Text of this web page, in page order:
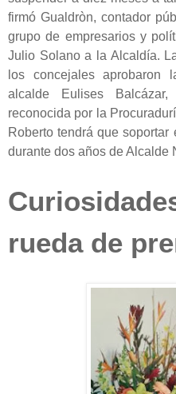
firmó Gualdròn, contador
grupo de empresarios y
Julio Solano a la Alcaldía.
los concejales aprobaron
alcalde Eulises
reconocida por la
Roberto tendrá que
durante dos años de Alcalde
rueda de